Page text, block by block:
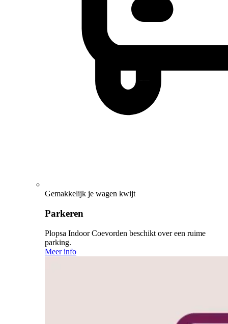
Gemakkelijk je wagen kwijt
Parkeren
Plopsa Indoor Coevorden beschikt over een ruime
parking.
Meer info